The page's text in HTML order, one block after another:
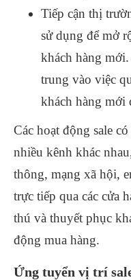
Tiếp cận thị
sử dụng để mở
khách hàng mới.
trung vào việc
khách hàng mới
Các hoạt động sale
nhiều kênh khác
thông, mạng xã hội,
trực tiếp qua các cửa
thú và thuyết phục
động mua hàng.
Ứng tuyển vị trí